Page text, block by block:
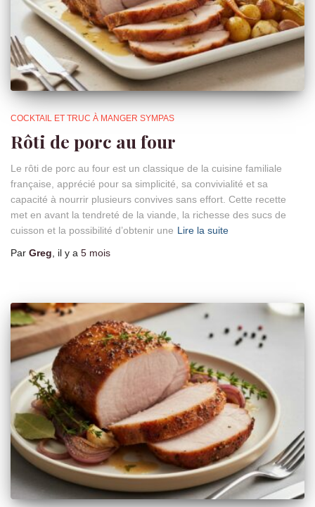
COCKTAIL ET TRUC À MANGER SYMPAS
Rôti de porc au four
Le rôti de porc au four est un classique de la cuisine familiale
française, apprécié pour sa simplicité, sa convivialité et sa
capacité à nourrir plusieurs convives sans effort. Cette recette
met en avant la tendreté de la viande, la richesse des sucs de
cuisson et la possibilité d’obtenir une Lire la suite
Par Greg , il y a 5 mois